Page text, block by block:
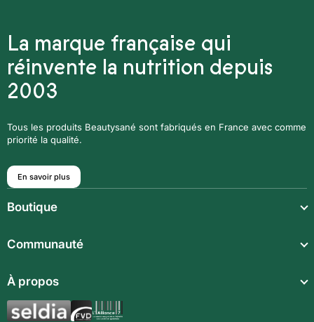
La marque française qui
réinvente la nutrition depuis
2003
Tous les produits Beautysané sont fabriqués en France avec comme
priorité la qualité.
En savoir plus
Boutique
Compléments alimentaires
Boissons techniques
Communauté
À propos